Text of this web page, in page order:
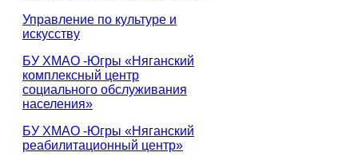
Управление по культуре и
искусству
БУ ХМАО -Югры «Няганский
комплексный центр
социального обслуживания
населения»
БУ ХМАО -Югры «Няганский
реабилитационный центр»